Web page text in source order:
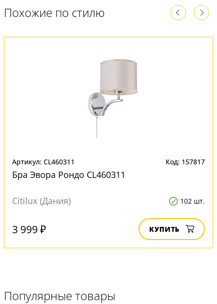
Похожие по стилю
Артикул: CL460311 Код: 157817
Бра Эвора Рондо CL460311
Citilux (Дания) 102 шт.
3 999 ₽ КУПИТЬ
Популярные товары